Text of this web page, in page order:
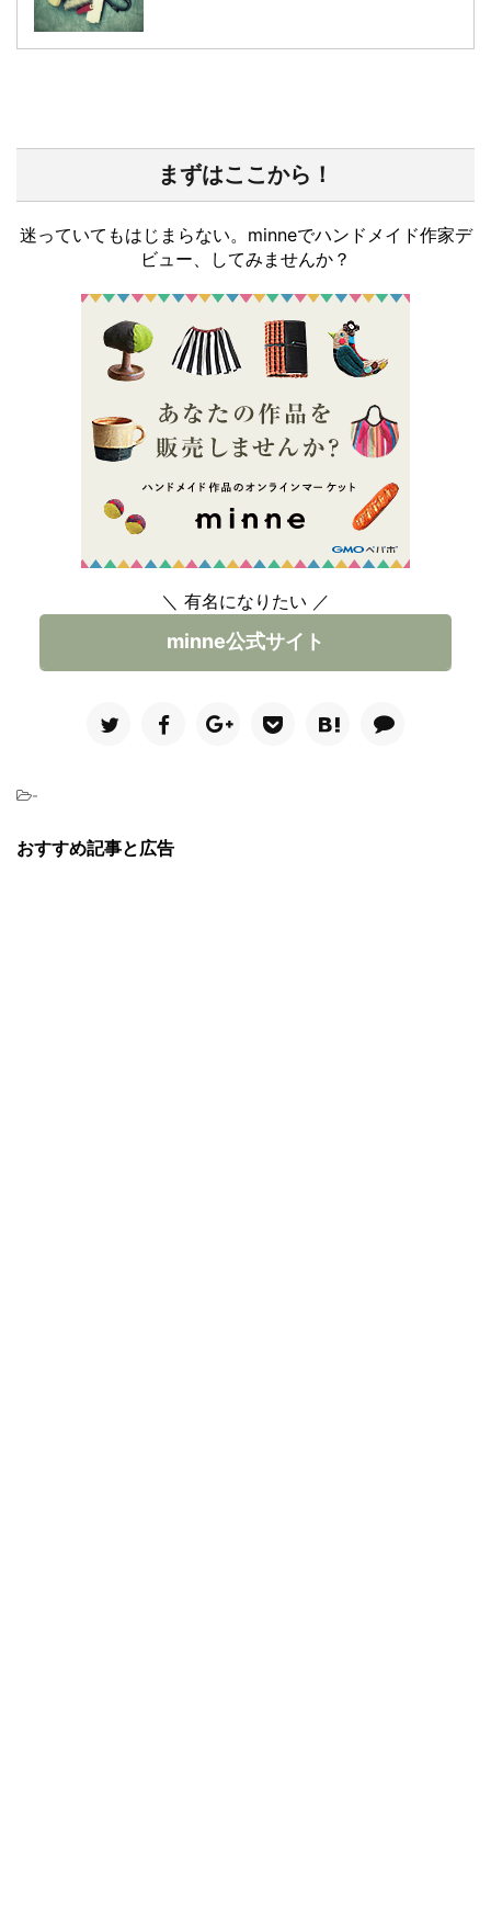
まずはここから！
迷っていてもはじまらない。minneでハンドメイド作家デ
ビュー、してみませんか？
＼ 有名になりたい ／
minne公式サイト
-
おすすめ記事と広告